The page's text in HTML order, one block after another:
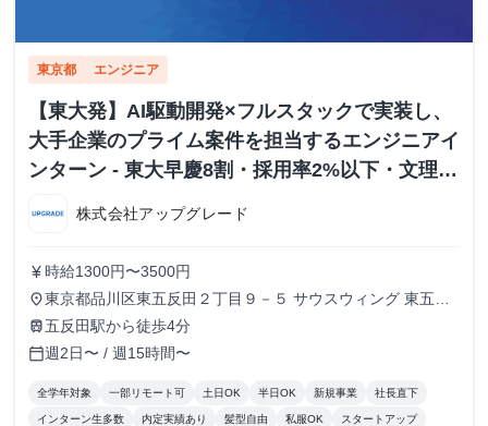
東京都 エンジニア
【東大発】AI駆動開発×フルスタックで実装し、
大手企業のプライム案件を担当するエンジニアイ
ンターン - 東大早慶8割・採用率2%以下・文理不
株式会社アップグレード
currency_yen 時給1300円〜3500円
place東京都品川区東五反田２丁目９－５ サウスウィング 東五反
田５階
train 五反田駅から徒歩4分
calendar_today週2日〜 / 週15時間〜
全学年対象 一部リモート可 土日OK 半日OK 新規事業 社長直下
インターン生多数 内定実績あり 髪型自由 私服OK スタートアップ